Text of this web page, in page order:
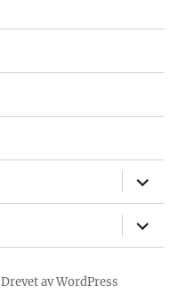
Utvid
Utvid
Drevet av WordPress